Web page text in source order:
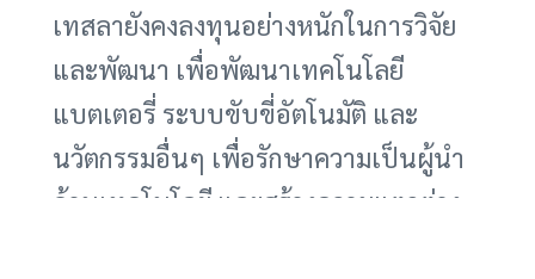
เทสลายังคงลงทุนอย่างหนักในการวิจัย
และพัฒนา เพื่อพัฒนาเทคโนโลยี
แบตเตอรี่ ระบบขับขี่อัตโนมัติ และ
นวัตกรรมอื่นๆ เพื่อรักษาความเป็นผู้นำ
ด้านเทคโนโลยี และสร้างความแตกต่าง